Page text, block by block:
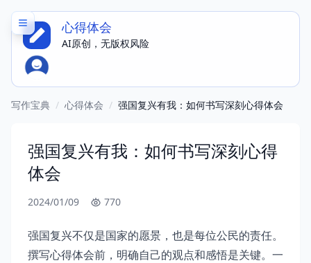
心得体会
AI原创，无版权风险
写作宝典 / 心得体会 / 强国复兴有我：如何书写深刻心得体会
强国复兴有我：如何书写深刻心得
体会
2024/01/09 770
强国复兴不仅是国家的愿景，也是每位公民的责任。
撰写心得体会前，明确自己的观点和感悟是关键。一